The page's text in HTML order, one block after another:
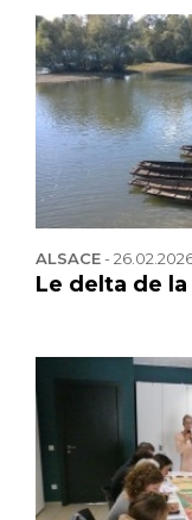
ALSACE-
Le delta de